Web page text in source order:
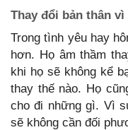
Thay đổi bản thân vì
Trong tình yêu hay
hơn. Họ âm thầm
khi họ sẽ không kể
thay thế nào. Họ
cho đi những gì. Vì
sẽ không cần đối